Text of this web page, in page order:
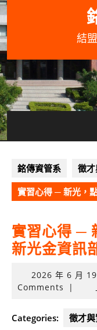
Skip
to
content
結
銘傳資管系
徵
實習心得 ─ 新光，
實習心得 ─
新光金資訊
2026 年 6 月
Comments
|
Categories: 徵才